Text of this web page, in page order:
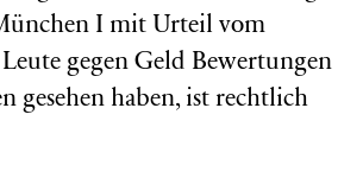
I mit Urteil vom
gegen Geld Bewertungen
gesehen haben, ist rechtlich